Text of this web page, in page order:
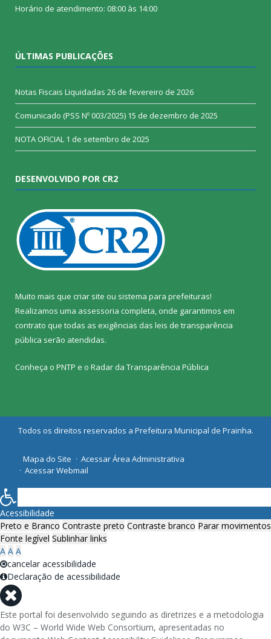
Horário de atendimento: 08:00 às 14:00
ÚLTIMAS PUBLICAÇÕES
Notas Fiscais Liquidadas 26 de fevereiro de 2026
Comunicado (PSS Nº 003/2025) 15 de dezembro de 2025
NOTA OFICIAL 1 de setembro de 2025
DESENVOLVIDO POR CR2
Muito mais que criar site ou sistema para prefeituras!
Realizamos uma assessoria completa, onde garantimos em
contrato que todas as exigências das leis de transparência
pública serão atendidas.
Conheça o PNTP e o Radar da Transparência Pública
Todos os direitos reservados a Prefeitura Municipal de Prainha.
Mapa do Site
Acessar Área Administrativa
Acessar Webmail
Acessibilidade
Preto e Branco Contraste preto Contraste branco Parar movimentos
Fonte legível Sublinhar links
A A A
cancelar acessibilidade
Declaração de acessibilidade
Este portal foi desenvolvido seguindo as diretrizes e a metodologia
do W3C – World Wide Web Consortium, apresentadas no